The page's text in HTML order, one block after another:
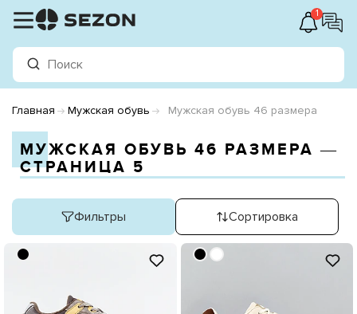
1
Главная Мужская обувь Мужская обувь 46 размера
МУЖСКАЯ ОБУВЬ 46 РАЗМЕРА ―
СТРАНИЦА 5
Фильтры Сортировка